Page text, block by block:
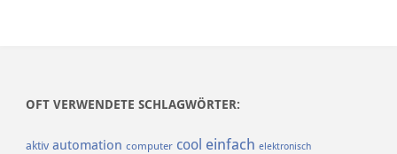
OFT VERWENDETE SCHLAGWÖRTER:
aktiv automation computer cool einfach elektronisch